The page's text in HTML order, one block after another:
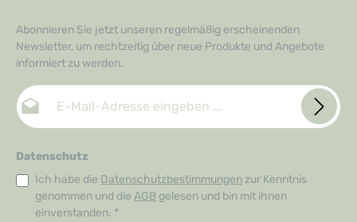
Abonnieren Sie jetzt unseren regelmäßig erscheinenden
Newsletter, um rechtzeitig über neue Produkte und Angebote
informiert zu werden.
E-Mail-Adresse*
Datenschutz
Ich habe die Datenschutzbestimmungen zur Kenntnis
genommen und die AGB gelesen und bin mit ihnen
einverstanden. *